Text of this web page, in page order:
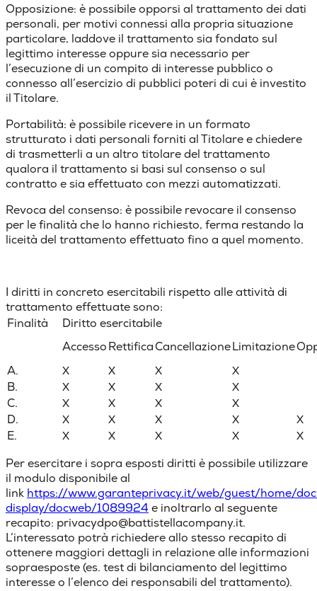
Opposizione: è possibile opporsi al trattamento dei dati
personali, per motivi connessi alla propria situazione
particolare, laddove il trattamento sia fondato sul
legittimo interesse oppure sia necessario per
l’esecuzione di un compito di interesse pubblico o
connesso all’esercizio di pubblici poteri di cui è investito
il Titolare.
Portabilità: è possibile ricevere in un formato
strutturato i dati personali forniti al Titolare e chiedere
di trasmetterli a un altro titolare del trattamento
qualora il trattamento si basi sul consenso o sul
contratto e sia effettuato con mezzi automatizzati.
Revoca del consenso: è possibile revocare il consenso
per le finalità che lo hanno richiesto, ferma restando la
liceità del trattamento effettuato fino a quel momento.
I diritti in concreto esercitabili rispetto alle attività di
trattamento effettuate sono:
Finalità
Diritto esercitabile
AccessoRettificaCancellazioneLimitazione
A.
X X X
X
B.
X X X
X
C.
X X X
X
D.
X X X X
X
E.
X X X X
X
Per esercitare i sopra esposti diritti è possibile utilizzare
il modulo disponibile al
link https://www.garanteprivacy.it/web/guest/home/
display/docweb/1089924 e inoltrarlo al seguente
recapito: privacydpo@battistellacompany.it.
L’interessato potrà richiedere allo stesso recapito di
ottenere maggiori dettagli in relazione alle informazioni
sopraesposte (es. test di bilanciamento del legittimo
interesse o l’elenco dei responsabili del trattamento).